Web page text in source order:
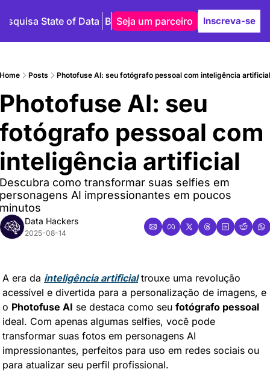
State of Data Blog Autores
Seja um parceiro Inscreva-se
Home Posts Photofuse AI: seu fotógrafo pessoal com inteligência artificial
Photofuse AI: seu
fotógrafo pessoal com
inteligência artificial
Descubra como transformar suas selfies em
personagens AI impressionantes em poucos
minutos
Data Hackers
2025-08-14
A era da inteligência artificial trouxe uma revolução
acessível e divertida para a personalização de imagens, e
o Photofuse AI se destaca como seu fotógrafo pessoal
ideal. Com apenas algumas selfies, você pode
transformar suas fotos em personagens AI
impressionantes, perfeitos para uso em redes sociais ou
para atualizar seu perfil profissional.